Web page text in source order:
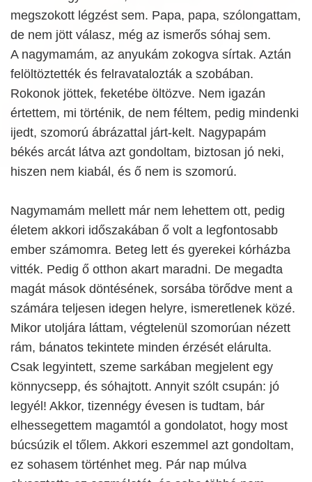
megszokott légzést sem. Papa, papa, szólongattam,
de nem jött válasz, még az ismerős sóhaj sem.
A nagymamám, az anyukám zokogva sírtak. Aztán
felöltöztették és felravatalozták a szobában.
Rokonok jöttek, feketébe öltözve. Nem igazán
értettem, mi történik, de nem féltem, pedig mindenki
ijedt, szomorú ábrázattal járt-kelt. Nagypapám
békés arcát látva azt gondoltam, biztosan jó neki,
hiszen nem kiabál, és ő nem is szomorú.
Nagymamám mellett már nem lehettem ott, pedig
életem akkori időszakában ő volt a legfontosabb
ember számomra. Beteg lett és gyerekei kórházba
vitték. Pedig ő otthon akart maradni. De megadta
magát mások döntésének, sorsába törődve ment a
számára teljesen idegen helyre, ismeretlenek közé.
Mikor utoljára láttam, végtelenül szomorúan nézett
rám, bánatos tekintete minden érzését elárulta.
Csak legyintett, szeme sarkában megjelent egy
könnycsepp, és sóhajtott. Annyit szólt csupán: jó
legyél! Akkor, tizennégy évesen is tudtam, bár
elhessegettem magamtól a gondolatot, hogy most
búcsúzik el tőlem. Akkori eszemmel azt gondoltam,
ez sohasem történhet meg. Pár nap múlva